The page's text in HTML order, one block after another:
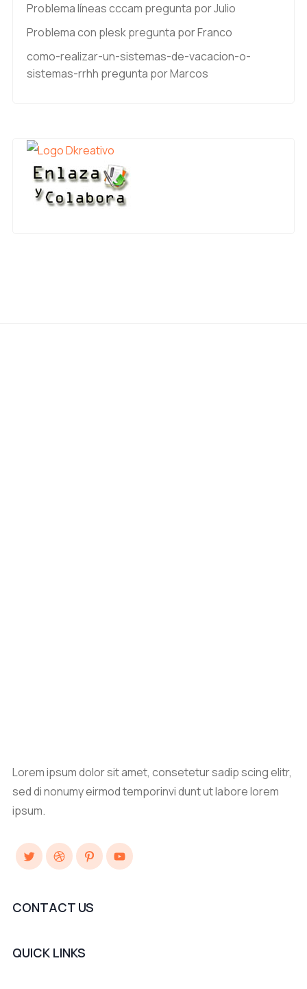
Problema líneas cccam pregunta por Julio
Problema con pleskpregunta por Franco
como-realizar-un-sistemas-de-vacacion-o-
sistemas-rrhh pregunta por Marcos
Lorem ipsum dolor sit amet, consetetur sadip scing elitr,
sed di nonumy eirmod temporinvi dunt ut labore lorem
ipsum.
TwitterDribbblePinterestYouTube
CONTACT US
QUICK LINKS